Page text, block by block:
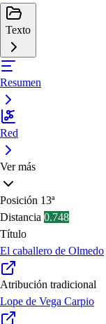
Texto
Resumen
Red
Ver más
Posición 13ª
Distancia 0.748
Título
El caballero de Olmedo
Atribución tradicional
Lope de Vega Carpio